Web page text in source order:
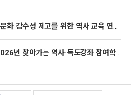
수성 제고를 위한 역사 교육 연수 대상자 추가 선정 안내
년 찾아가는 역사·독도강좌 참여학교 모집 공고